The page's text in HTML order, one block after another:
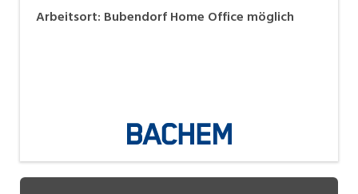
Arbeitsort: BubendorfHome Office möglich